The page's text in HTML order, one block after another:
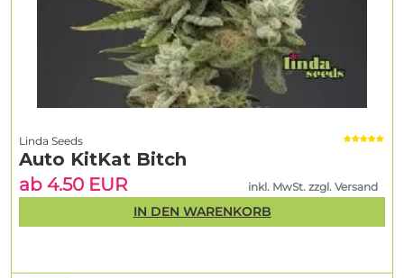
Linda Seeds
Auto KitKat Bitch
ab 4.50 EUR
inkl. MwSt. zzgl. Versand
IN DEN WARENKORB